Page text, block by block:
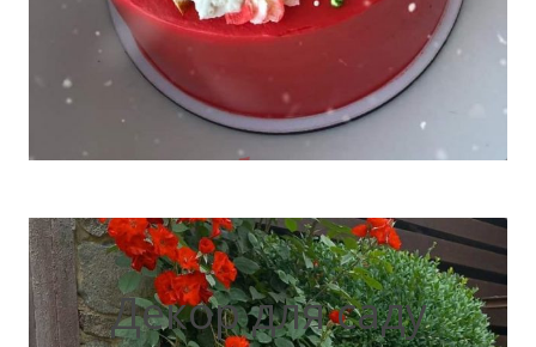
Декор для саду